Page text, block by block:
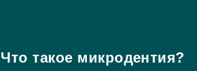
Что такое микродентия?